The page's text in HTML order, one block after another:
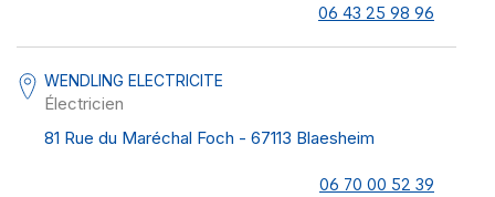
06 43 25 98 96
WENDLING ELECTRICITE
Électricien
81 Rue du Maréchal Foch - 67113 Blaesheim
06 70 00 52 39